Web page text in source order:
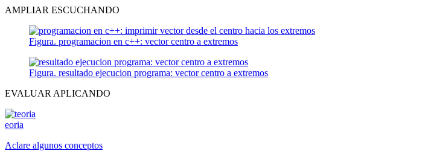
AMPLIAR ESCUCHANDO
Figura. programacion en c++: vector centro a extremos
Figura. resultado ejecucion programa: vector centro a extremos
EVALUAR APLICANDO
eoria
Aclare algunos conceptos